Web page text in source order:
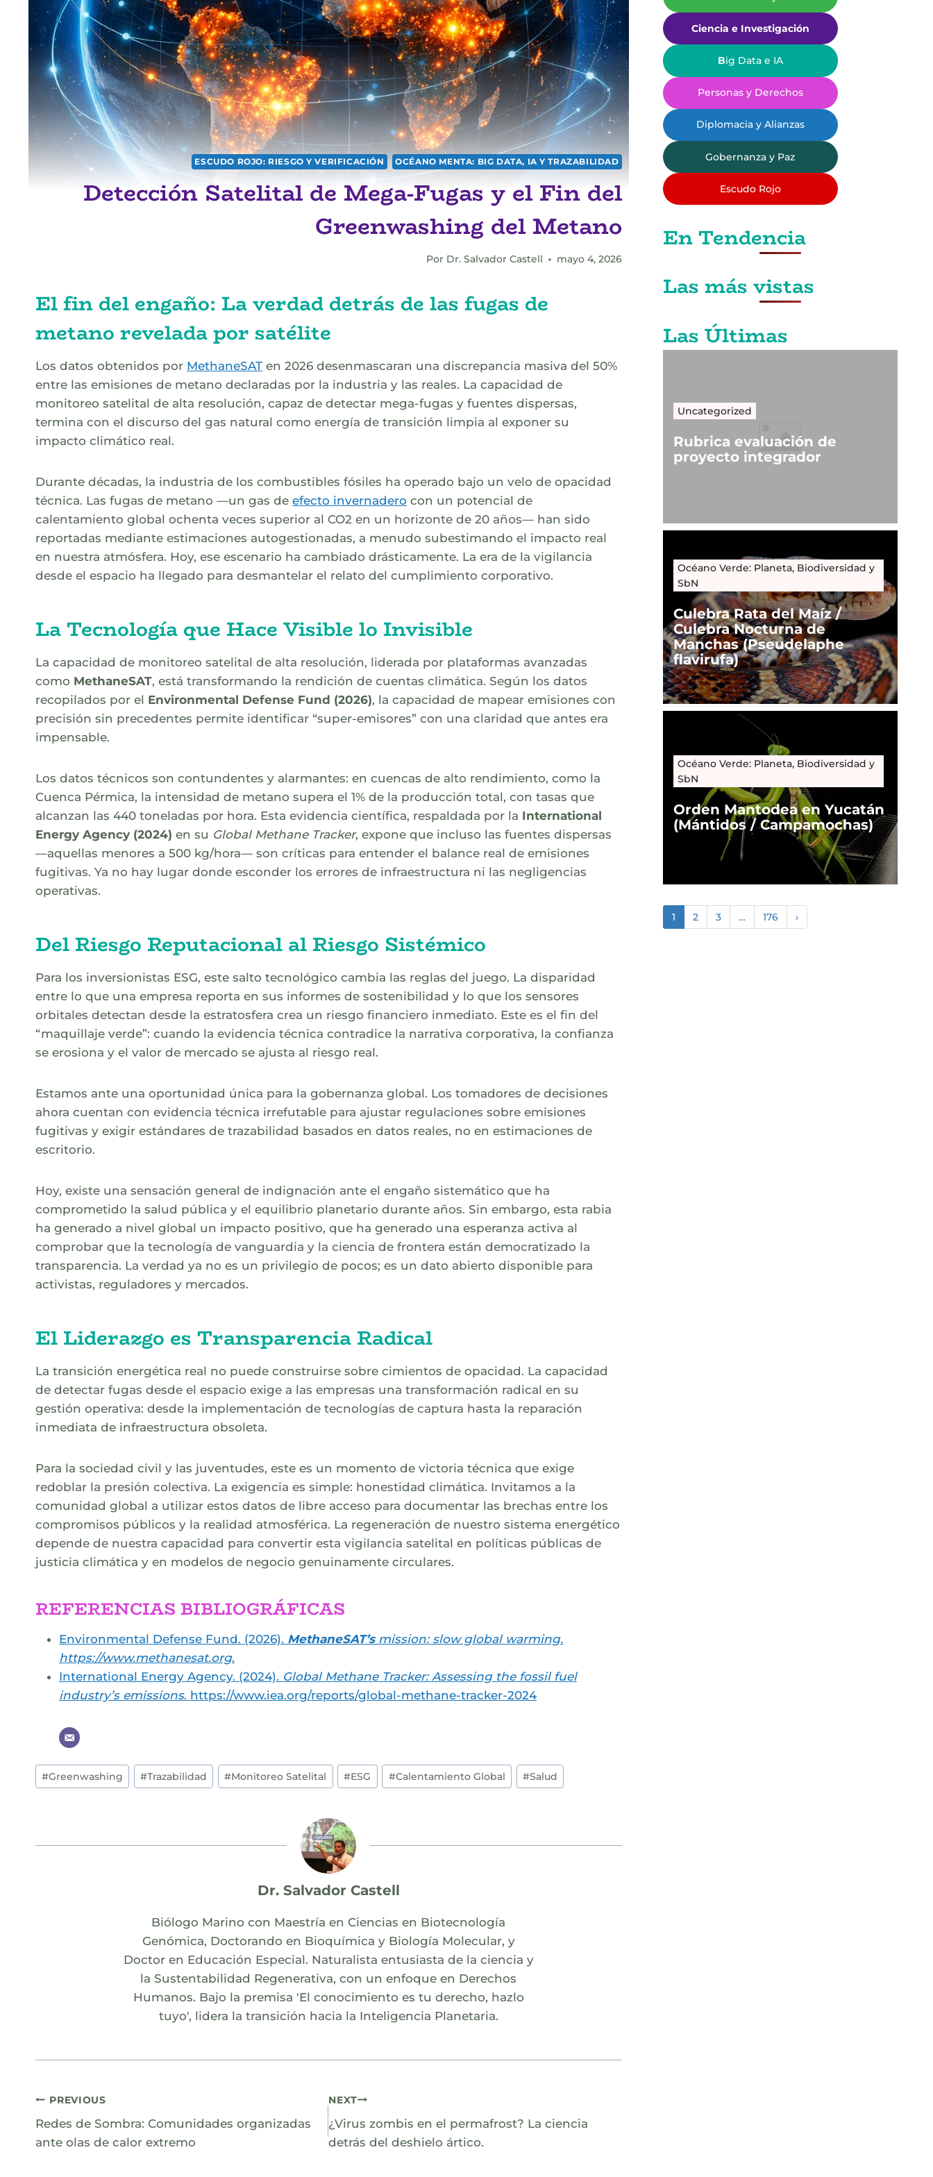
ESCUDO ROJO: RIESGO Y VERIFICACIÓN OCÉANO MENTA: BIG DATA, IA Y TRAZABILIDAD
Detección Satelital de Mega-Fugas y el Fin del
Greenwashing del Metano
Por Dr. Salvador Castell mayo 4, 2026
El fin del engaño: La verdad detrás de las fugas de
metano revelada por satélite
Los datos obtenidos por MethaneSAT en 2026 desenmascaran una discrepancia masiva del 50%
entre las emisiones de metano declaradas por la industria y las reales. La capacidad de
monitoreo satelital de alta resolución, capaz de detectar mega-fugas y fuentes dispersas,
termina con el discurso del gas natural como energía de transición limpia al exponer su
impacto climático real.
Durante décadas, la industria de los combustibles fósiles ha operado bajo un velo de opacidad
técnica. Las fugas de metano —un gas de efecto invernadero con un potencial de
calentamiento global ochenta veces superior al CO2 en un horizonte de 20 años— han sido
reportadas mediante estimaciones autogestionadas, a menudo subestimando el impacto real
en nuestra atmósfera. Hoy, ese escenario ha cambiado drásticamente. La era de la vigilancia
desde el espacio ha llegado para desmantelar el relato del cumplimiento corporativo.
La Tecnología que Hace Visible lo Invisible
La capacidad de monitoreo satelital de alta resolución, liderada por plataformas avanzadas
como MethaneSAT, está transformando la rendición de cuentas climática. Según los datos
recopilados por el Environmental Defense Fund (2026), la capacidad de mapear emisiones con
precisión sin precedentes permite identificar “super-emisores” con una claridad que antes era
impensable.
Los datos técnicos son contundentes y alarmantes: en cuencas de alto rendimiento, como la
Cuenca Pérmica, la intensidad de metano supera el 1% de la producción total, con tasas que
alcanzan las 440 toneladas por hora. Esta evidencia científica, respaldada por la International
Energy Agency (2024) en su Global Methane Tracker, expone que incluso las fuentes dispersas
—aquellas menores a 500 kg/hora— son críticas para entender el balance real de emisiones
fugitivas. Ya no hay lugar donde esconder los errores de infraestructura ni las negligencias
operativas.
Del Riesgo Reputacional al Riesgo Sistémico
Para los inversionistas ESG, este salto tecnológico cambia las reglas del juego. La disparidad
entre lo que una empresa reporta en sus informes de sostenibilidad y lo que los sensores
orbitales detectan desde la estratosfera crea un riesgo financiero inmediato. Este es el fin del
“maquillaje verde”: cuando la evidencia técnica contradice la narrativa corporativa, la confianza
se erosiona y el valor de mercado se ajusta al riesgo real.
Estamos ante una oportunidad única para la gobernanza global. Los tomadores de decisiones
ahora cuentan con evidencia técnica irrefutable para ajustar regulaciones sobre emisiones
fugitivas y exigir estándares de trazabilidad basados en datos reales, no en estimaciones de
escritorio.
Hoy, existe una sensación general de indignación ante el engaño sistemático que ha
comprometido la salud pública y el equilibrio planetario durante años. Sin embargo, esta rabia
ha generado a nivel global un impacto positivo, que ha generado una esperanza activa al
comprobar que la tecnología de vanguardia y la ciencia de frontera están democratizado la
transparencia. La verdad ya no es un privilegio de pocos; es un dato abierto disponible para
activistas, reguladores y mercados.
El Liderazgo es Transparencia Radical
La transición energética real no puede construirse sobre cimientos de opacidad. La capacidad
de detectar fugas desde el espacio exige a las empresas una transformación radical en su
gestión operativa: desde la implementación de tecnologías de captura hasta la reparación
inmediata de infraestructura obsoleta.
Para la sociedad civil y las juventudes, este es un momento de victoria técnica que exige
redoblar la presión colectiva. La exigencia es simple: honestidad climática. Invitamos a la
comunidad global a utilizar estos datos de libre acceso para documentar las brechas entre los
compromisos públicos y la realidad atmosférica. La regeneración de nuestro sistema energético
depende de nuestra capacidad para convertir esta vigilancia satelital en políticas públicas de
justicia climática y en modelos de negocio genuinamente circulares.
REFERENCIAS BIBLIOGRÁFICAS
Environmental Defense Fund. (2026). MethaneSAT’smission: slow global warming.
https://www.methanesat.org.
International Energy Agency. (2024). Global Methane Tracker: Assessing the fossil fuel
industry’s emissions. https://www.iea.org/reports/global-methane-tracker-2024
Post
Tags:
#Greenwashing #Trazabilidad #Monitoreo Satelital #ESG #Calentamiento Global #Salud
Dr. Salvador Castell
Biólogo Marino con Maestría en Ciencias en Biotecnología
Genómica, Doctorando en Bioquímica y Biología Molecular, y
Doctor en Educación Especial. Naturalista entusiasta de la ciencia y
la Sustentabilidad Regenerativa, con un enfoque en Derechos
Humanos. Bajo la premisa 'El conocimiento es tu derecho, hazlo
tuyo', lidera la transición hacia la Inteligencia Planetaria.
Navegación
de
PREVIOUS
Redes de Sombra: Comunidades organizadas
ante olas de calor extremo
NEXT
¿Virus zombis en el permafrost? La ciencia
detrás del deshielo ártico.
Ciencia e Investigación
Big Data e IA
Personas y Derechos
Diplomacia y Alianzas
Gobernanza y Paz
Escudo Rojo
En Tendencia
Las más vistas
Las Últimas
Uncategorized
Rubrica evaluación de
proyecto integrador
Océano Verde: Planeta, Biodiversidad y
SbN
Culebra Rata del Maíz /
Culebra Nocturna de
Manchas (Pseudelaphe
flavirufa)
Océano Verde: Planeta, Biodiversidad y
SbN
Orden Mantodea en Yucatán
(Mántidos / Campamochas)
1 2 3 … 176 ›